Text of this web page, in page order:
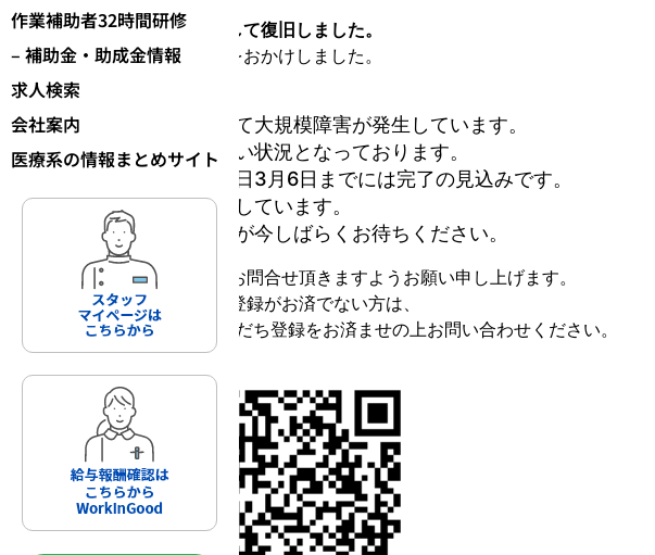
作業補助者32時間研修
– 補助金・助成金情報
求人検索
会社案内
医療系の情報まとめサイト
弊社の通信システムにつきまして復旧しました。
関係者の皆様には大変ご迷惑をおかけしました。
【第１報】
弊社の通信システムにおいて大規模障害が発生しています。
弊社への電話連絡ができない状況となっております。
復旧は本日中、遅くとも明日3月6日までには完了の見込みです。
各社のサーバーを逐次復旧しています。
ご迷惑をおかけいたしますが今しばらくお待ちください。
復旧までの間は公式LINEにてお問合せ頂きますようお願い申し上げます。
未だ、公式LINEへのお友だち登録がお済でない方は、
下記のQRコードからLINEお友だち登録をお済ませの上お問い合わせください。